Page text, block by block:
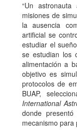
“Un
misiones de
la ausencia
artificial se
estudiar el
se estudian los
alimentación a
objetivo es
protocolos de
BUAP,
International
donde
mecanismo para